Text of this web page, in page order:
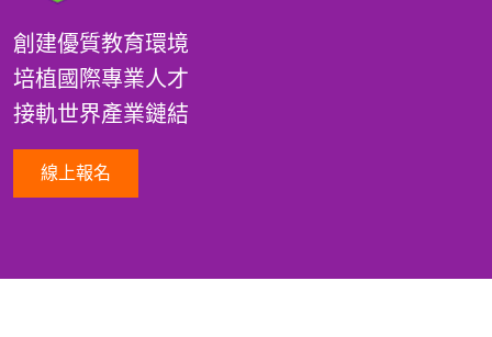
創建優質教育環境
培植國際專業人才
接軌世界產業鏈結
線上報名